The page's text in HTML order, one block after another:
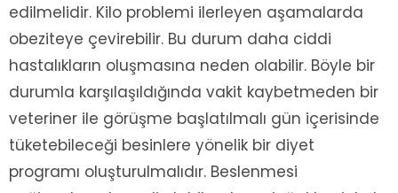
edilmelidir. Kilo problemi ilerleyen aşamalarda
obeziteye çevirebilir. Bu durum daha ciddi
hastalıkların oluşmasına neden olabilir. Böyle bir
durumla karşılaşıldığında vakit kaybetmeden bir
veteriner ile görüşme başlatılmalı gün içerisinde
tüketebileceği besinlere yönelik bir diyet
programı oluşturulmalıdır. Beslenmesi